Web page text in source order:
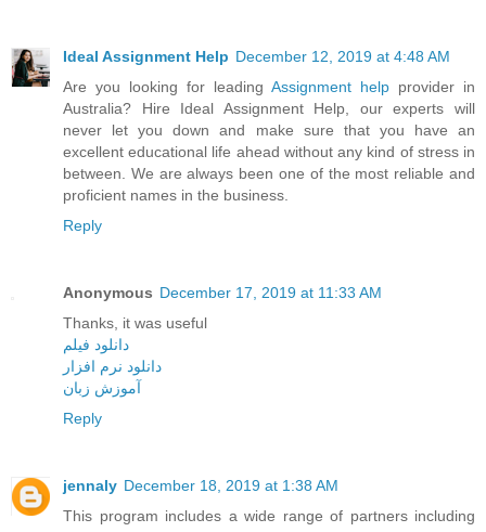
Ideal Assignment Help December 12, 2019 at 4:48 AM
Are you looking for leading Assignment help provider in
Australia? Hire Ideal Assignment Help, our experts will
never let you down and make sure that you have an
excellent educational life ahead without any kind of stress in
between. We are always been one of the most reliable and
proficient names in the business.
Reply
Anonymous December 17, 2019 at 11:33 AM
Thanks, it was useful
دانلود فیلم
دانلود نرم افزار
آموزش زبان
Reply
jennaly December 18, 2019 at 1:38 AM
This program includes a wide range of partners including